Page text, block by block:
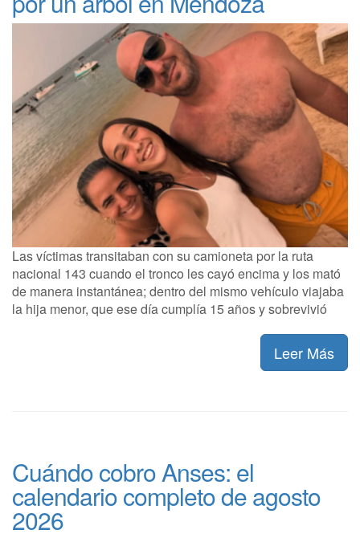
Las víctimas transitaban con su camioneta por la ruta
nacional 143 cuando el tronco les cayó encima y los mató
de manera instantánea; dentro del mismo vehículo viajaba
la hija menor, que ese día cumplía 15 años y sobrevivió
Leer Más
Cuándo cobro Anses: el
calendario completo de agosto
2026